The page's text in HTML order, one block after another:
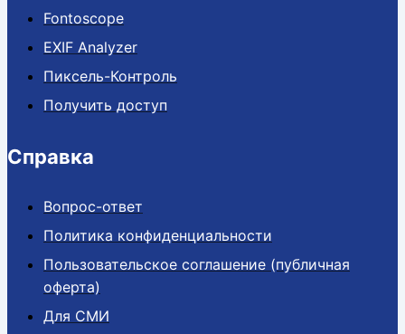
Fontoscope
EXIF Analyzer
Пиксель-Контроль
Получить доступ
Справка
Вопрос-ответ
Политика конфиденциальности
Пользовательское соглашение (публичная
оферта)
Для СМИ